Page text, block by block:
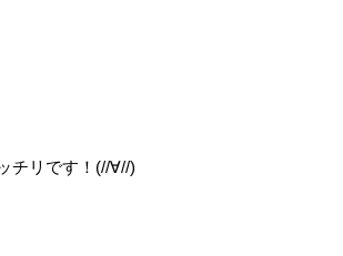
チリです！(//∀//)